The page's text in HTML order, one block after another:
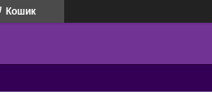
Кошик